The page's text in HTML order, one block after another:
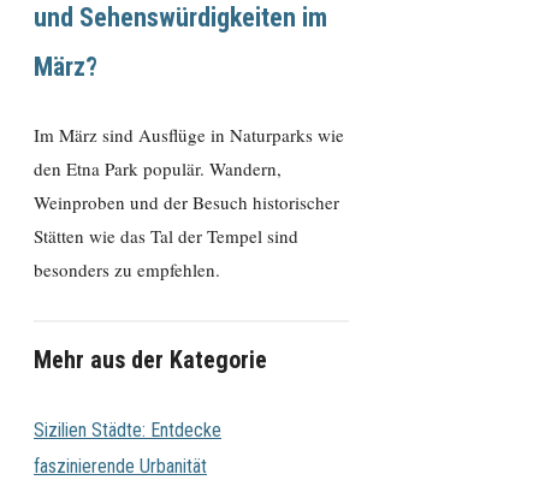
und Sehenswürdigkeiten im
März?
Im März sind Ausflüge in Naturparks wie
den Etna Park populär. Wandern,
Weinproben und der Besuch historischer
Stätten wie das Tal der Tempel sind
besonders zu empfehlen.
Mehr aus der Kategorie
Sizilien Städte: Entdecke
faszinierende Urbanität